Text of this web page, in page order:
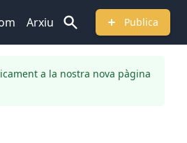
Arxiu Publica
a la nostra nova pàgina